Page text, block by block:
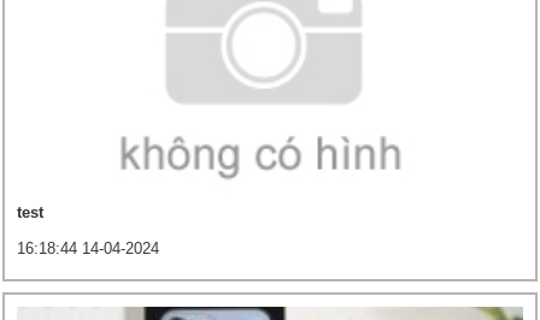
test
16:18:44 14-04-2024